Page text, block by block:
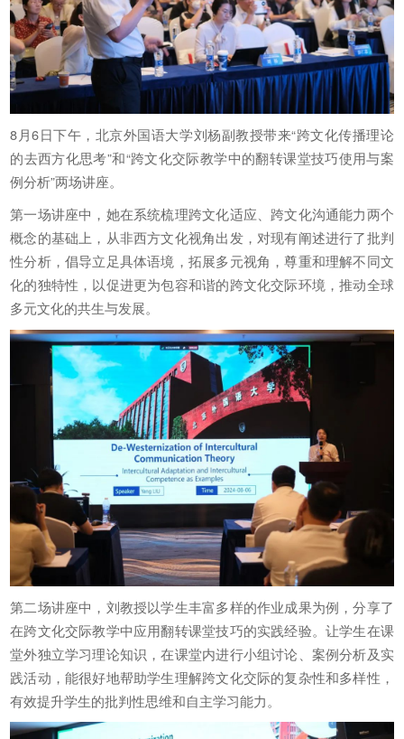
8月6日下午，北京外国语大学刘杨副教授带来“跨文化传播理论
的去西方化思考”和“跨文化交际教学中的翻转课堂技巧使用与案
例分析”两场讲座。
第一场讲座中，她在系统梳理跨文化适应、跨文化沟通能力两个
概念的基础上，从非西方文化视角出发，对现有阐述进行了批判
性分析，倡导立足具体语境，拓展多元视角，尊重和理解不同文
化的独特性，以促进更为包容和谐的跨文化交际环境，推动全球
多元文化的共生与发展。
第二场讲座中，刘教授以学生丰富多样的作业成果为例，分享了
在跨文化交际教学中应用翻转课堂技巧的实践经验。让学生在课
堂外独立学习理论知识，在课堂内进行小组讨论、案例分析及实
践活动，能很好地帮助学生理解跨文化交际的复杂性和多样性，
有效提升学生的批判性思维和自主学习能力。